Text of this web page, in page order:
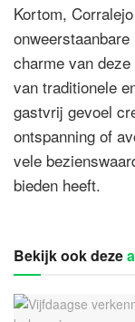
Kortom,
charme van
van traditionele
gastvrij gevoel
ontspanning of
vele
bieden heeft.
Bekijk ook deze